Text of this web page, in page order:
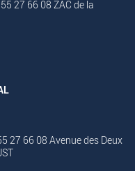
27 66 08 ZAC de la
27 66 08 Avenue des Deux